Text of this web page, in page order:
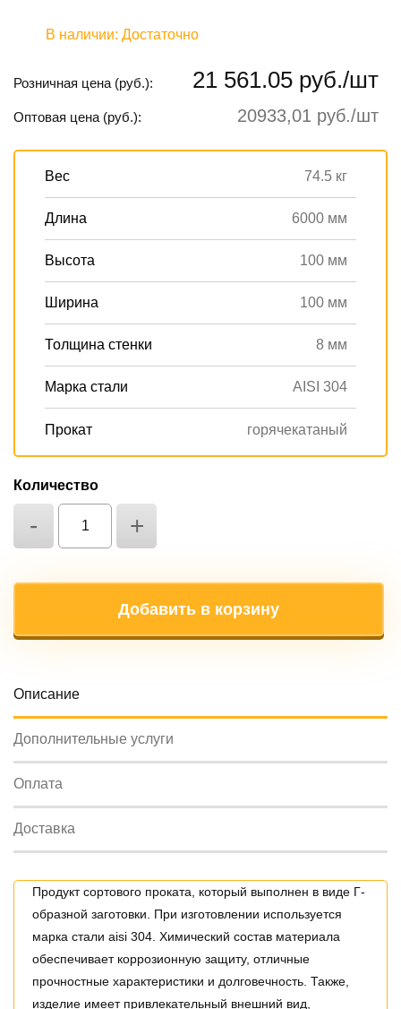
В наличии: Достаточно
Розничная цена (руб.): 21 561.05 руб./шт
Оптовая цена (руб.): 20933,01 руб./шт
Вес 74.5 кг
Длина 6000 мм
Высота 100 мм
Ширина 100 мм
Толщина стенки 8 мм
Марка стали AISI 304
Прокат горячекатаный
Количество
- +
Добавить в корзину
Oписание
Дополнительные услуги
Оплата
Доставка
Продукт сортового проката, который выполнен в виде Г-
образной заготовки. При изготовлении используется
марка стали aisi 304. Химический состав материала
обеспечивает коррозионную защиту, отличные
прочностные характеристики и долговечность. Также,
изделие имеет привлекательный внешний вид,